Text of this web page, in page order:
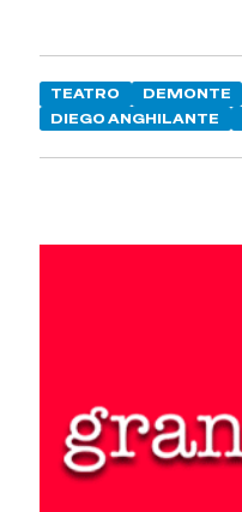
TEATRO DEMONTE
DIEGO ANGHILANTE